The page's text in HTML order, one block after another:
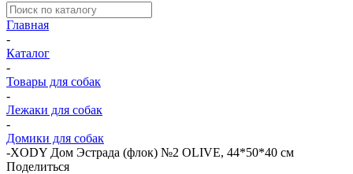
Главная
-
Каталог
-
Товары для собак
-
Лежаки для собак
-
Домики для собак
-XODY Дом Эстрада (флок) №2 OLIVE, 44*50*40 см
Поделиться